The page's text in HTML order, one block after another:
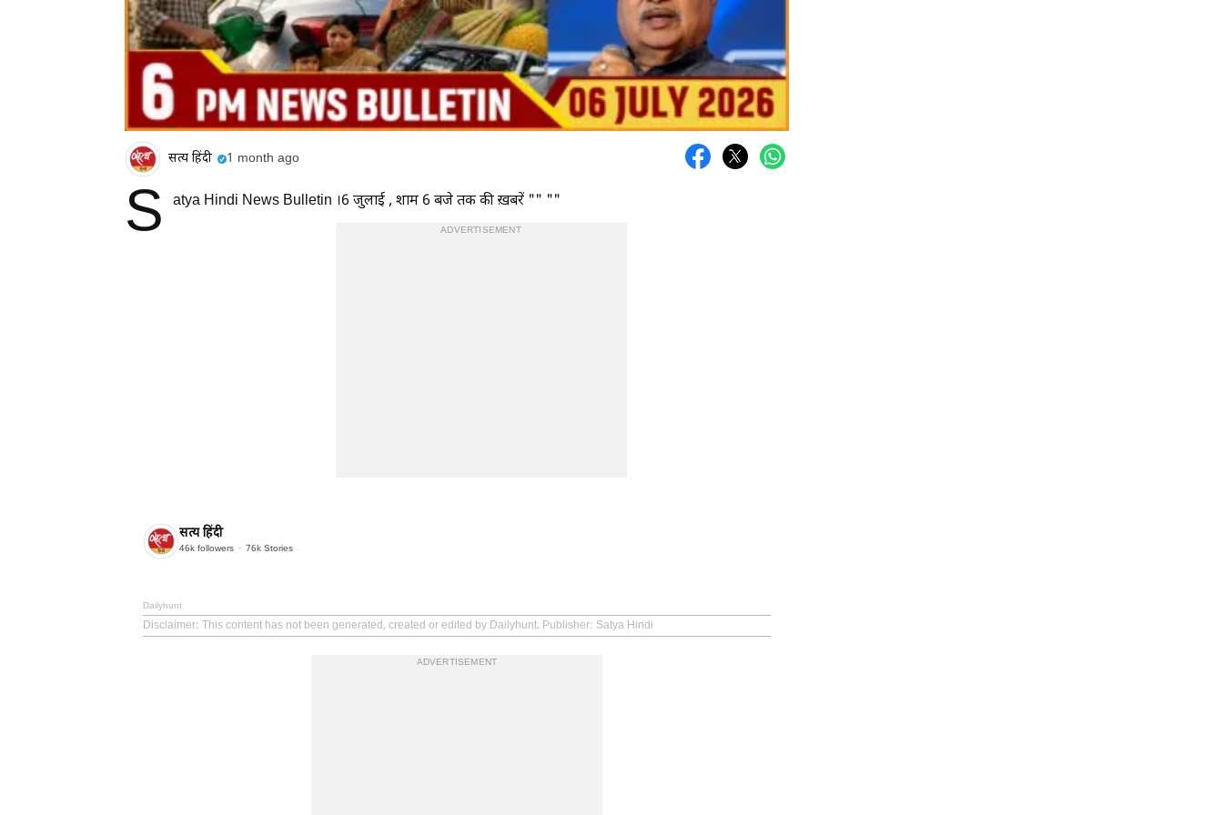
सत्य हिंदी 1 month ago
S atya Hindi News Bulletin ।6 जुलाई , शाम 6 बजे तक की ख़बरें "" ""
ADVERTISEMENT
सत्य हिंदी
46k followers 76k Stories
Dailyhunt
Disclaimer: This content has not been generated, created or edited by Dailyhunt. Publisher: Satya Hindi
ADVERTISEMENT